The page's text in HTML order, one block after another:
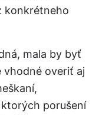
konkrétneho
mala by byť
vhodné overiť aj
porušení